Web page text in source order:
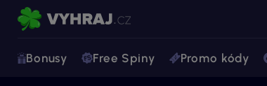
Bonusy Free Spiny Promo kódy